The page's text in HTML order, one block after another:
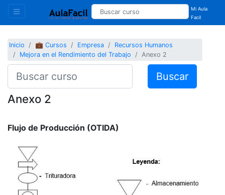
Mi Aula
Facil
Inicio 💼 Cursos Empresa
Recursos Humanos
Mejora en el Rendimiento del Trabajo
Anexo 2
Buscar
Anexo 2
Flujo de Producción (OTIDA)